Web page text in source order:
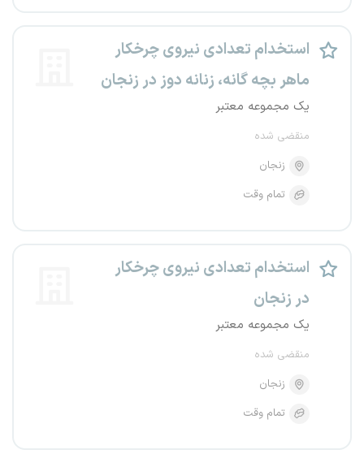
استخدام تعدادی نیروی چرخکار
ماهر بچه گانه، زنانه دوز در زنجان
یک مجموعه معتبر
منقضی شده
زنجان
تمام وقت
استخدام تعدادی نیروی چرخکار
در زنجان
یک مجموعه معتبر
منقضی شده
زنجان
تمام وقت